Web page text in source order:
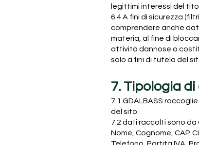
legittimi interessi del
6.4 A fini di sicurezza
comprendere anche
materia, al fine di
attività dannose o
solo a fini di tutela del
7. Tipologia
7.1 GDALBASS
del sito.
7.2 dati raccolti sono da
Nome, Cognome, CAP.
Telefono, Partita IVA,